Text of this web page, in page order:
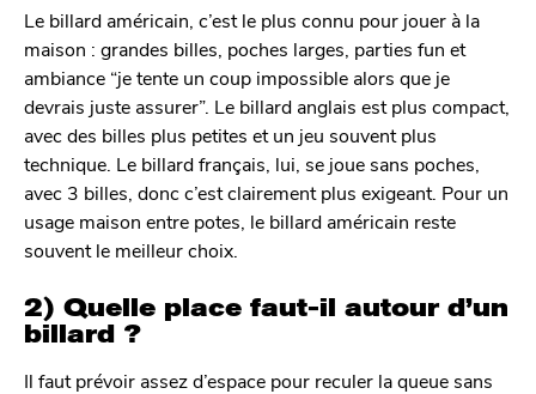
Le billard américain, c’est le plus connu pour jouer à la
maison : grandes billes, poches larges, parties fun et
ambiance “je tente un coup impossible alors que je
devrais juste assurer”. Le billard anglais est plus compact,
avec des billes plus petites et un jeu souvent plus
technique. Le billard français, lui, se joue sans poches,
avec 3 billes, donc c’est clairement plus exigeant. Pour un
usage maison entre potes, le billard américain reste
souvent le meilleur choix.
2) Quelle place faut-il autour d’un
billard ?
Il faut prévoir assez d’espace pour reculer la queue sans